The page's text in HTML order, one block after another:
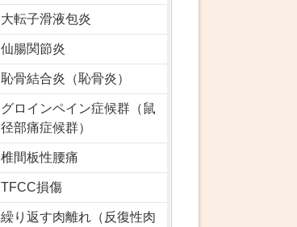
大転子滑液包炎
仙腸関節炎
恥骨結合炎（恥骨炎）
グロインペイン症候群（鼠
径部痛症候群）
椎間板性腰痛
TFCC損傷
繰り返す肉離れ（反復性肉